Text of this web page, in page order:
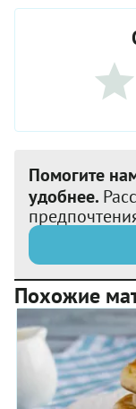
Помогите
удобнее.
Похожие